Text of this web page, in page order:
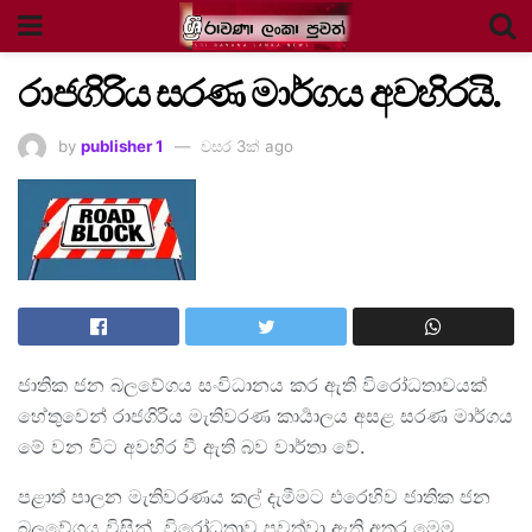
රාජගිරිය සරණ මාර්ගය අවහිරයි.
by publisher 1 වසර 3ක් ago
ජාතික ජන බලවේගය සංවිධානය කර ඇති විරෝධතාවයක්
හේතුවෙන් රාජගිරිය මැතිවරණ කාර්‍යාලය අසළ සරණ මාර්ගය
මේ වන විට අවහිර වී ඇති බව වාර්තා වේ.
පළාත් පාලන මැතිවරණය කල් දැමීමට එරෙහිව ජාතික ජන